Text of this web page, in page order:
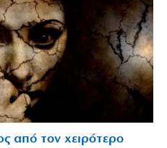
από τον χειρότερο